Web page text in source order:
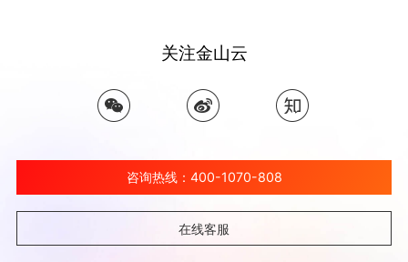
关注金山云
咨询热线：400-1070-808
在线客服